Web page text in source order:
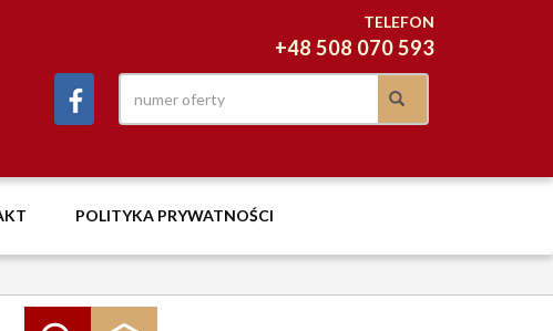
TELEFON
+48 508 070 593
POLITYKA PRYWATNOŚCI